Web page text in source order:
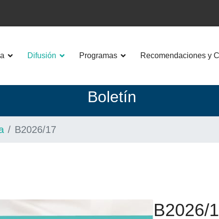
Difusión Programas Recomendaciones y
Boletín
B2026/17
B2026/